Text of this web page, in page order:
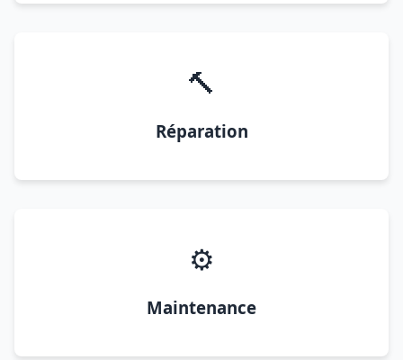
🔨
Réparation
⚙️
Maintenance